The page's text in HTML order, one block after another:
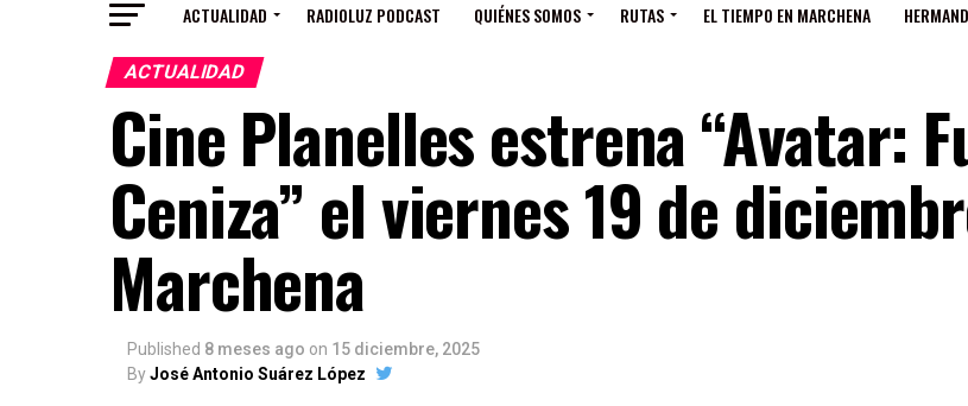
ACTUALIDAD RADIOLUZ PODCAST QUIÉNES SOMOS RUTAS EL TIEMPO EN MARCHENA
ACTUALIDAD
Cine Planelles estrena “Avatar:
Ceniza” el viernes 19 de
Marchena
Published 8 meses ago on 15 diciembre, 2025
ByJosé Antonio Suárez López